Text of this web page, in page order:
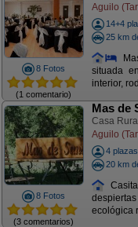
8 Fotos
(1 comentario)
Aguilo
14+4
25 km
situada
interior,
8 Fotos
(3 comentarios)
Mas de
Casa
Aguilo
4 plazas
20 km
ecológica